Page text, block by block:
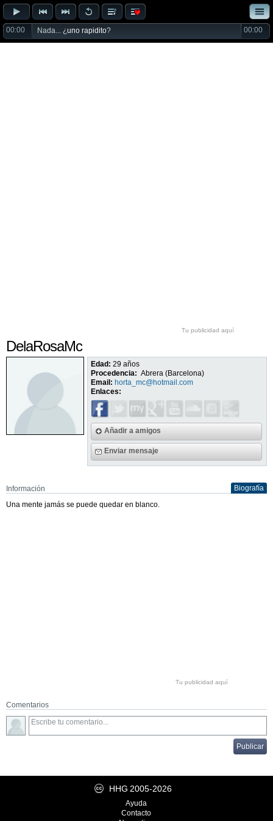
00:00 Nada... ¿uno rapidito? 00:00
Tu publicidad aquí
DelaRosaMc
Edad: 29 años
Procedencia: Abrera (Barcelona)
Email: horta_mc@hotmail.com
Enlaces:
Añadir a amigos
Enviar mensaje
Información
Biografía
Una mente jamás se puede quedar en blanco.
Tu publicidad aquí
Comentarios
HHG 2005-2026
Ayuda
Contacto